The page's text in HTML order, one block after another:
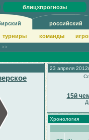
блиц×прогнозы
российский
турниры команды
>>
23 апреля
15й
Хронология